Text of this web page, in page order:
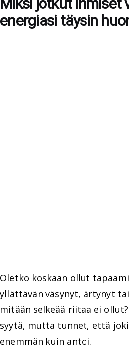
Miksi jotkut ihmiset
energiasi täysin
Oletko koskaan ollut
yllättävän väsynyt, ärtynyt
mitään selkeää riitaa ei
syytä, mutta tunnet, että
enemmän kuin antoi.